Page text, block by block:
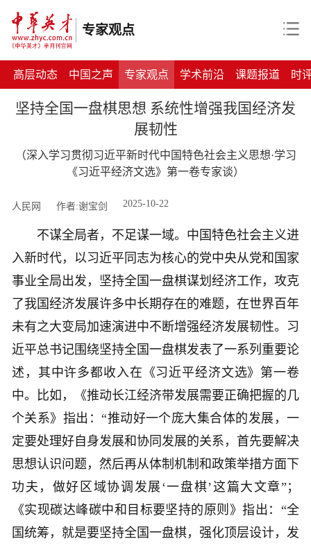
专家观点
高层动态 中国之声 专家观点 学术前沿 课题报道 时
坚持全国一盘棋思想 系统性增强我国经济发
展韧性
（深入学习贯彻习近平新时代中国特色社会主义思想·学习
《习近平经济文选》第一卷专家谈）
人民网 作者:谢宝剑 2025-10-22
不谋全局者，不足谋一域。中国特色社会主义进
入新时代，以习近平同志为核心的党中央从党和国家
事业全局出发，坚持全国一盘棋谋划经济工作，攻克
了我国经济发展许多中长期存在的难题，在世界百年
未有之大变局加速演进中不断增强经济发展韧性。习
近平总书记围绕坚持全国一盘棋发表了一系列重要论
述，其中许多都收入在《习近平经济文选》第一卷
中。比如，《推动长江经济带发展需要正确把握的几
个关系》指出：“推动好一个庞大集合体的发展，一
定要处理好自身发展和协同发展的关系，首先要解决
思想认识问题，然后再从体制机制和政策举措方面下
功夫，做好区域协调发展‘一盘棋’这篇大文章”；
《实现碳达峰碳中和目标要坚持的原则》指出：“全
国统筹，就是要坚持全国一盘棋，强化顶层设计，发